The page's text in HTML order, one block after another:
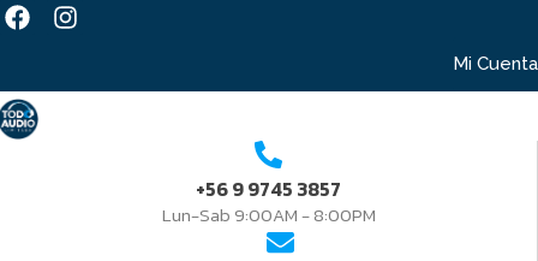
Mi Cuenta
+56 9 9745 3857
Lun-Sab 9:00AM - 8:00PM